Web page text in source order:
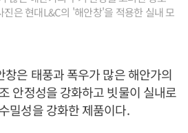
은 현대L&C의 '해안창'을 적용한 실내 모
창은 태풍과 폭우가 많은 해안가의
안정성을 강화하고 빗물이 실내로
밀성을 강화한 제품이다.